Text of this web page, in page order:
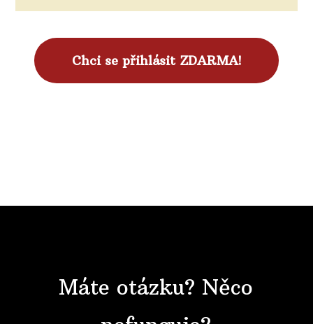
Chci se přihlásit ZDARMA!
Máte otázku? Něco